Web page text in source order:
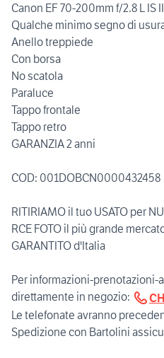
Canon EF 70-200mm f/2.8 L
Qualche minimo segno di
Anello treppiede
Con borsa
No scatola
Paraluce
Tappo frontale
Tappo retro
GARANZIA 2 anni
COD: 001DOBCN0000432458
RITIRIAMO il tuo USATO per
RCE FOTO il più grande
GARANTITO d'Italia
Per informazioni-prenotazioni-
direttamente in negozio:
Le telefonate avranno
Spedizione con Bartolini